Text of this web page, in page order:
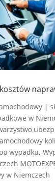
|
w
wypadku,
w Niemczech